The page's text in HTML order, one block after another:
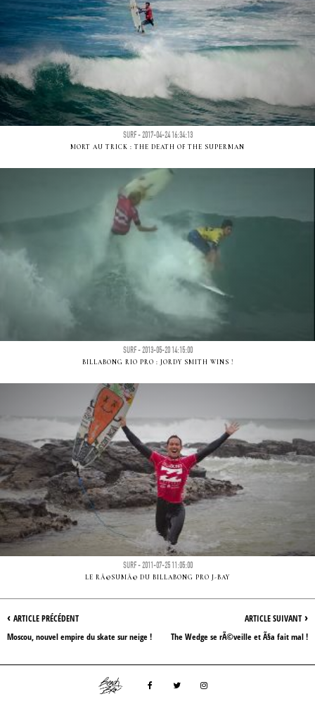
SURF - 2017-04-24 16:34:13
MORT AU TRICK : THE DEATH OF THE SUPERMAN
SURF - 2013-05-20 14:15:00
BILLABONG RIO PRO : JORDY SMITH WINS !
SURF - 2011-07-25 11:05:00
LE RÃ©SUMÃ© DU BILLABONG PRO J-BAY
ARTICLE SUIVANT ›
The Wedge se rÃ©veille et Ã§a fait mal !
‹ ARTICLE PRÉCÉDENT
Moscou, nouvel empire du skate sur neige !